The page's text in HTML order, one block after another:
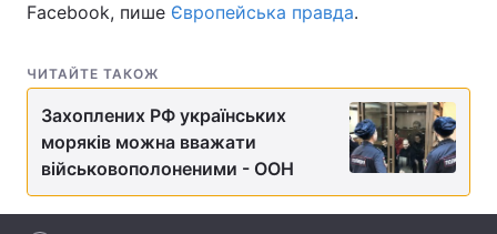
Економіка Світ
Спорт
Техно і зв'язок Лайт
Зброя Інциденти
Здоров'я Туризм
Facebook, пише Європейська правда.
ЧИТАЙТЕ ТАКОЖ
Захоплених РФ українських
моряків можна вважати
військовополоненими - ООН